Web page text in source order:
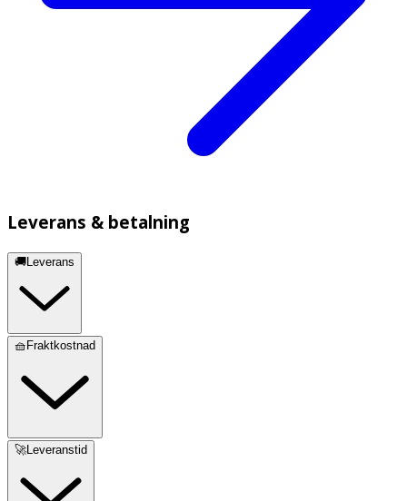
Leverans & betalning
🚚Leverans
🧺Fraktkostnad
🚀Leveranstid